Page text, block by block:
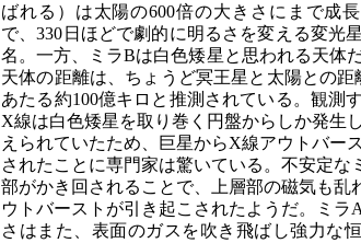
ばれる）は太陽の600倍の大きさにまで成
で、330日ほどで劇的に明るさを変える変光
名。一方、ミラBは白色矮星と思われる天体
天体の距離は、ちょうど冥王星と太陽との距
あたる約100億キロと推測されている。観測す
X線は白色矮星を取り巻く円盤からしか発生
えられていたため、巨星からX線アウトバー
されたことに専門家は驚いている。不安定な
部がかき回されることで、上層部の磁気も乱
ウトバーストが引き起こされたようだ。ミラ
さはまた、表面のガスを吹き飛ばし強力な